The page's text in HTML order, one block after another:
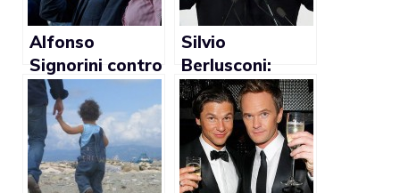
Alfonso
Signorini contro
le adozioni gay
Silvio
Berlusconi:
“Finche’
governeremo
noi non ci sara’
mai la
possibilita’ di